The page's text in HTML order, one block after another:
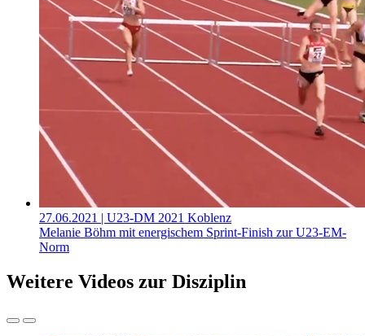
27.06.2021 | U23-DM 2021 Koblenz
Melanie Böhm mit energischem Sprint-Finish zur U23-EM-
Norm
Weitere Videos zur Disziplin